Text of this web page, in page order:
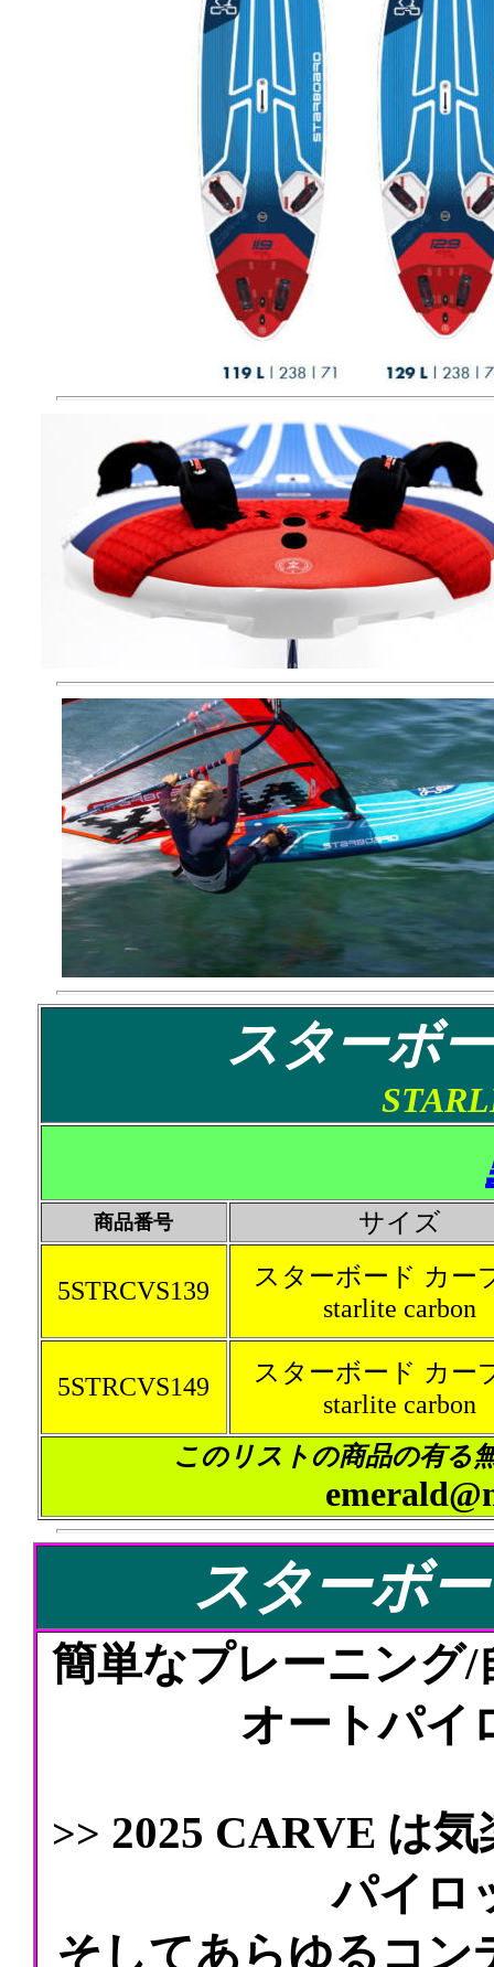
スターボ
商品番号 サイズ
5STRCVS139
スターボード カー
starlite carbon
5STRCVS149
スターボード カー
starlite carbon
このリストの商品の有る
スターボ
簡単なプレーニング
オートパイ
>> 2025 CARVE は
パイロ
そしてあらゆるコン